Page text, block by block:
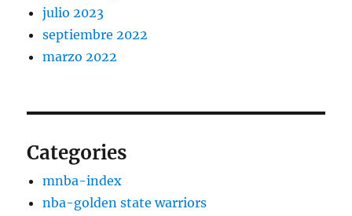
julio 2023
septiembre 2022
marzo 2022
Categories
mnba-index
nba-golden state warriors